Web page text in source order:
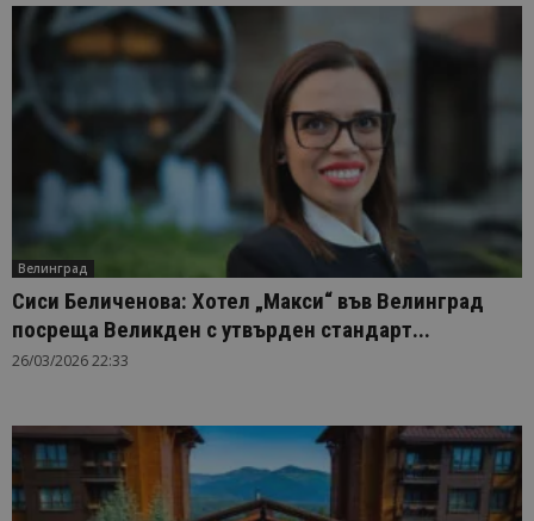
Велинград
Сиси Беличенова: Хотел „Макси“ във Велинград
посреща Великден с утвърден стандарт...
26/03/2026 22:33